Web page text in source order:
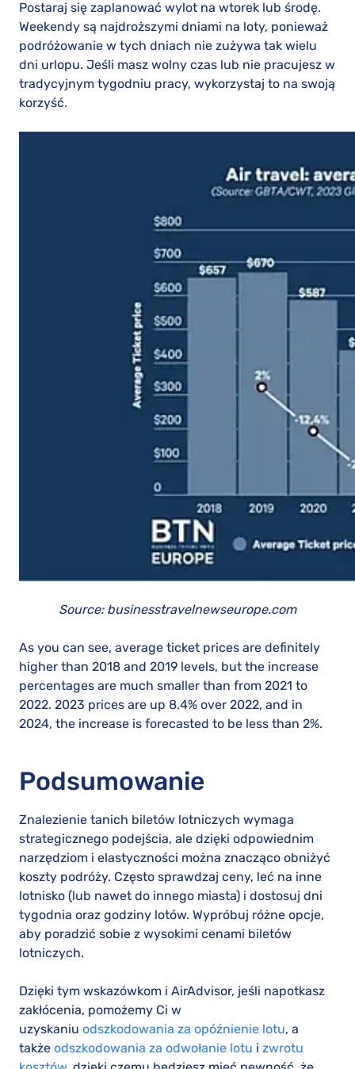
Postaraj się zaplanować wylot na wtorek lub środę.
Weekendy są najdroższymi dniami na loty, ponieważ
podróżowanie w tych dniach nie zużywa tak wielu
dni urlopu. Jeśli masz wolny czas lub nie pracujesz w
tradycyjnym tygodniu pracy, wykorzystaj to na swoją
korzyść.
Source: businesstravelnewseurope.com
As you can see, average ticket prices are definitely
higher than 2018 and 2019 levels, but the increase
percentages are much smaller than from 2021 to
2022. 2023 prices are up 8.4% over 2022, and in
2024, the increase is forecasted to be less than 2%.
Podsumowanie
Znalezienie tanich biletów lotniczych wymaga
strategicznego podejścia, ale dzięki odpowiednim
narzędziom i elastyczności można znacząco obniżyć
koszty podróży. Często sprawdzaj ceny, leć na inne
lotnisko (lub nawet do innego miasta) i dostosuj dni
tygodnia oraz godziny lotów. Wypróbuj różne opcje,
aby poradzić sobie z wysokimi cenami biletów
lotniczych.
Dzięki tym wskazówkom i AirAdvisor, jeśli napotkasz
zakłócenia, pomożemy Ci w
uzyskaniu odszkodowania za opóźnienie lotu, a
także odszkodowania za odwołanie lotu i zwrotu